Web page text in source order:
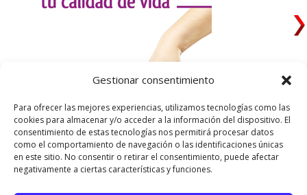
Gestionar consentimiento
Para ofrecer las mejores experiencias, utilizamos tecnologías como las
cookies para almacenar y/o acceder a la información del dispositivo. El
consentimiento de estas tecnologías nos permitirá procesar datos
como el comportamiento de navegación o las identificaciones únicas
en este sitio. No consentir o retirar el consentimiento, puede afectar
negativamente a ciertas características y funciones.